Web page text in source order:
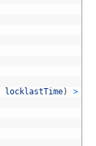
locklastTime) >